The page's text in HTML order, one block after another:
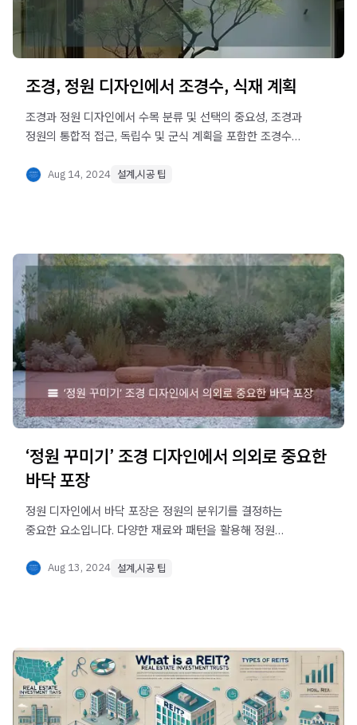
조경, 정원 디자인에서 조경수, 식재 계획
조경과 정원 디자인에서 수목 분류 및 선택의 중요성, 조경과
정원의 통합적 접근, 독립수 및 군식 계획을 포함한 조경수
공간의 해석과 디자인 의도에 맞춘 종합적이고 체계적인
Aug 14, 2024 설계,시공 팁
‘정원 꾸미기’ 조경 디자인에서 의외로 중요한
바닥 포장
정원 디자인에서 바닥 포장은 정원의 분위기를 결정하는
중요한 요소입니다. 다양한 재료와 패턴을 활용해 정원
방법을 알아보세요. 플래그스톤, 자갈, 천연석 등 다양한 정원
Aug 13, 2024 설계,시공 팁